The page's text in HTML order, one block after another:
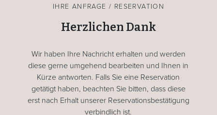
IHRE ANFRAGE / RESERVATION
Herzlichen Dank
Wir haben Ihre Nachricht erhalten und werden
diese gerne umgehend bearbeiten und Ihnen in
Kürze antworten. Falls Sie eine Reservation
getätigt haben, beachten Sie bitten, dass diese
erst nach Erhalt unserer Reservationsbestätigung
verbindlich ist.